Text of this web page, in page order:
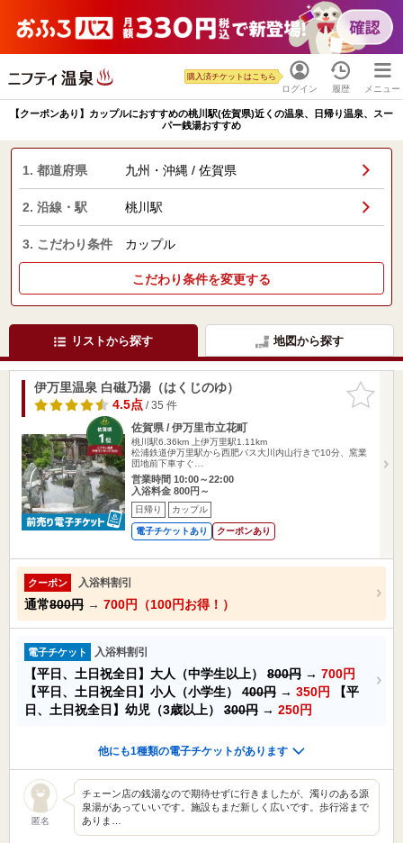
ログイン
購入済チケットはこちら
履歴 メニュー
【クーポンあり】カップルにおすすめの桃川駅(佐賀県)近くの温泉、日帰り温泉、スー
パー銭湯おすすめ
1. 都道府県 九州・沖縄 / 佐賀県
2. 沿線・駅 桃川駅
3. こだわり条件 カップル
こだわり条件を変更する
リストから探す 地図から探す
お気に入
りに追加
伊万里温泉 白磁乃湯（はくじのゆ）
4.5点/ 35 件
佐賀県 / 伊万里市立花町
桃川駅6.36km
上伊万里駅1.11km
松浦鉄道伊万里駅から西肥バス大川内山行きで10分、窯業
団地前下車すぐ…
営業時間 10:00～22:00
入浴料金 800円～
日帰り カップル
電子チケットあり クーポンあり
クーポン 入浴料割引
通常800円 → 700円（100円お得！）
電子チケット 入浴料割引
【平日、土日祝全日】大人（中学生以上） 800円 → 700円
【平日、土日祝全日】小人（小学生） 400円 → 350円
【平
日、土日祝全日】幼児（3歳以上） 300円 → 250円
他にも1種類の電子チケットがあります
匿名
チェーン店の銭湯なので期待せずに行きましたが、濁りのある源
泉湯があっていいです。施設もまだ新しく広いです。歩行浴まで
ありま…